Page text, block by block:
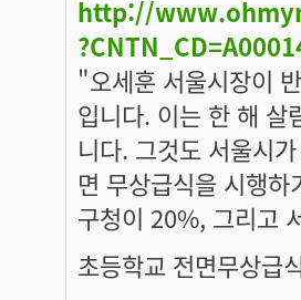
http://
"오세훈 서울시장이
입니다. 이는 한 해
니다. 그것도 서울시
면 무상급식을 시행하
구청이 20%, 그리고
초등학교 전면무상급